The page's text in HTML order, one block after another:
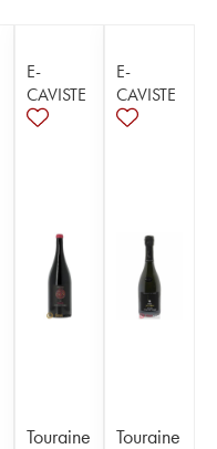
E-
CAVISTE
Touraine
E-
CAVISTE
Touraine